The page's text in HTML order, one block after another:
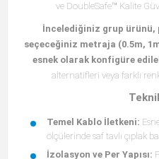
ve DoubleSafe™ Kalite
İncelediğiniz grup
seçeceğiniz metraja (0.5m,
esnek olarak konfigüre
alternatifleri veya farklı
Temel Kablo İletkeni:
ölçülerinde saf tavlı çıplak
İzolasyon ve Per Yapısı: